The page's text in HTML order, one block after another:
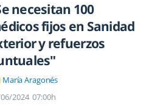
necesitan 100
fijos en Sanidad
y refuerzos
María Aragonés
2024 07:00h